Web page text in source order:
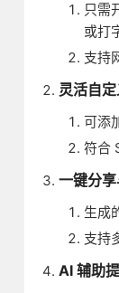
只需
或打
支持
灵活自
可添
符合
一键分
生成
支持
AI 辅助